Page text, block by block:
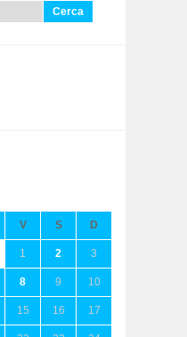
V S D
1 2 3
8 9 10
15 16 17